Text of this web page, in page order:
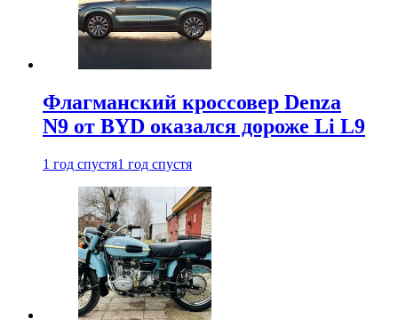
Флагманский кроссовер Denza
N9 от BYD оказался дороже Li L9
1 год спустя1 год спустя